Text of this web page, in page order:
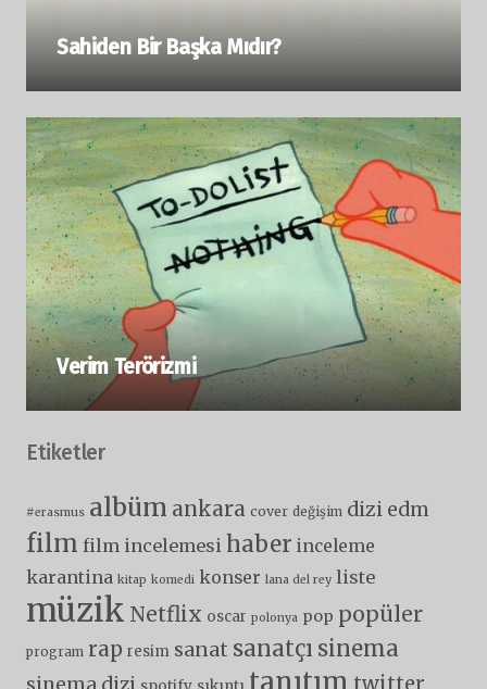
Sahiden Bir Başka Mıdır?
Verim Terörizmi
Etiketler
#erasmus albüm ankara cover değişim dizi edm
film film incelemesi haber inceleme
karantina kitap komedi konser lana del rey liste
müzik Netflix oscar polonya pop popüler
program rap resim sanat sanatçı sinema